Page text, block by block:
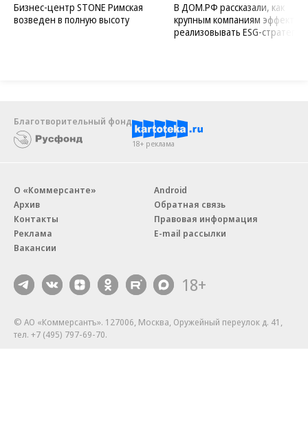
Бизнес-центр STONE Римская
возведен в полную высоту
В ДОМ.РФ рассказали, как
крупным компаниям
реализовывать ESG-стратегию
Благотворительный фонд
18+ реклама
О «Коммерсанте»
Архив
Контакты
Реклама
Вакансии
Android
Обратная связь
Правовая информация
E-mail рассылки
18+
© АО «Коммерсантъ». 127006, Москва, Оружейный переулок д. 41,
тел. +7 (495) 797-69-70.